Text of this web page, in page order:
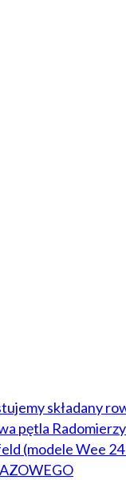
składany
pętla
(modele Wee